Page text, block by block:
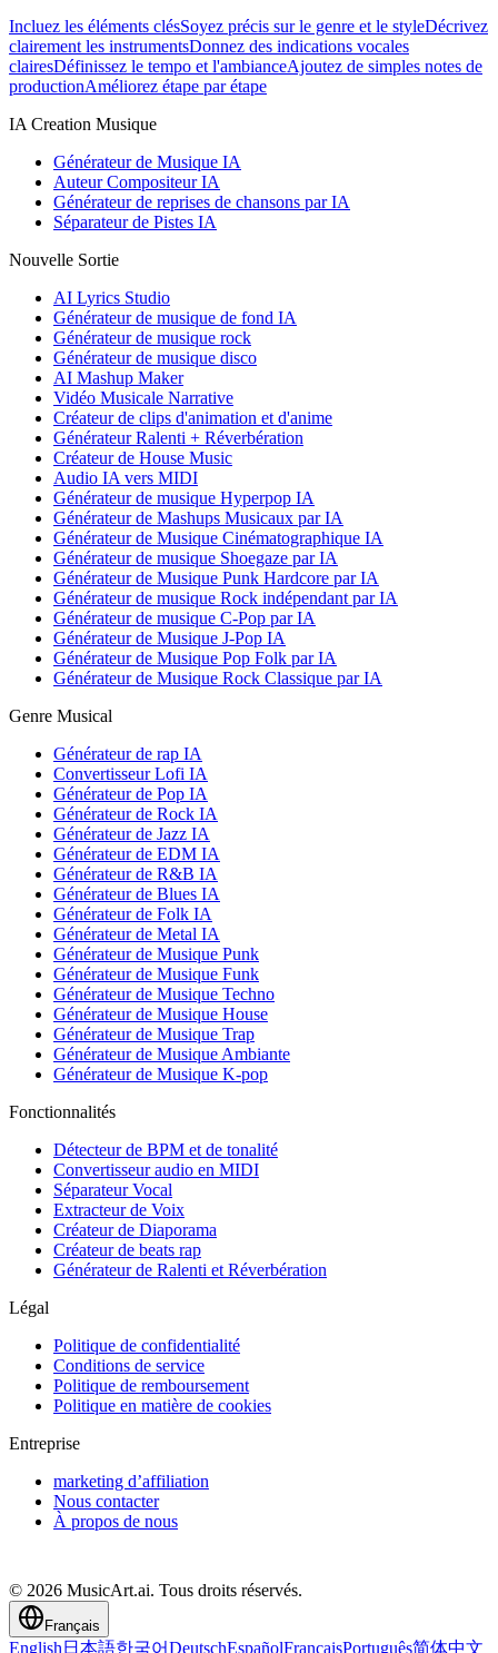
Incluez les éléments clésSoyez précis sur le genre et le styleDécrivez
clairement les instrumentsDonnez des indications vocales
clairesDéfinissez le tempo et l'ambianceAjoutez de simples notes de
productionAméliorez étape par étape
IA Creation Musique
Générateur de Musique IA
Auteur Compositeur IA
Générateur de reprises de chansons par IA
Séparateur de Pistes IA
Nouvelle Sortie
AI Lyrics Studio
Générateur de musique de fond IA
Générateur de musique rock
Générateur de musique disco
AI Mashup Maker
Vidéo Musicale Narrative
Créateur de clips d'animation et d'anime
Générateur Ralenti + Réverbération
Créateur de House Music
Audio IA vers MIDI
Générateur de musique Hyperpop IA
Générateur de Mashups Musicaux par IA
Générateur de Musique Cinématographique IA
Générateur de musique Shoegaze par IA
Générateur de Musique Punk Hardcore par IA
Générateur de musique Rock indépendant par IA
Générateur de musique C-Pop par IA
Générateur de Musique J-Pop IA
Générateur de Musique Pop Folk par IA
Générateur de Musique Rock Classique par IA
Genre Musical
Générateur de rap IA
Convertisseur Lofi IA
Générateur de Pop IA
Générateur de Rock IA
Générateur de Jazz IA
Générateur de EDM IA
Générateur de R&B IA
Générateur de Blues IA
Générateur de Folk IA
Générateur de Metal IA
Générateur de Musique Punk
Générateur de Musique Funk
Générateur de Musique Techno
Générateur de Musique House
Générateur de Musique Trap
Générateur de Musique Ambiante
Générateur de Musique K-pop
Fonctionnalités
Détecteur de BPM et de tonalité
Convertisseur audio en MIDI
Séparateur Vocal
Extracteur de Voix
Créateur de Diaporama
Créateur de beats rap
Générateur de Ralenti et Réverbération
Légal
Politique de confidentialité
Conditions de service
Politique de remboursement
Politique en matière de cookies
Entreprise
marketing d’affiliation
Nous contacter
À propos de nous
© 2026 MusicArt.ai. Tous droits réservés.
Français
English 日本語한국어DeutschEspañolFrançaisPortuguês简体中文